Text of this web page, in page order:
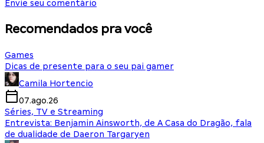
Envie seu comentário
Recomendados pra você
Games
Dicas de presente para o seu pai gamer
Camila Hortencio
07.ago.26
Séries, TV e Streaming
Entrevista: Benjamin Ainsworth, de A Casa do Dragão, fala
de dualidade de Daeron Targaryen